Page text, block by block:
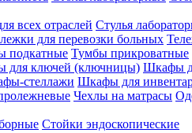
всех отраслей Стулья
для перевозки больных
подкатные Тумбы прикроватные
для ключей (ключницы) Шкафы
стеллажи Шкафы для
Чехлы на матрасы
Стойки эндоскопические